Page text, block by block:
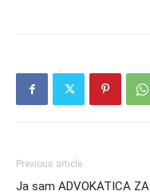
Previous article
Ja sam ADVOKATICA ZA